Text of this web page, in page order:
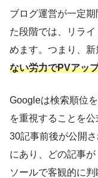
ブログ運営が一定
た段階では、リラ
めます。つまり、
ない労力でPVアッ
Googleは検索順位
を重視することを公
30記事前後が公開
にあり、どの記事
ソールで客観的に判